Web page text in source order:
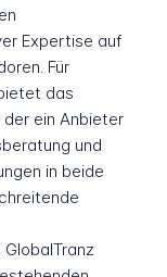
Expertise auf
Für
das
ein Anbieter
und
in beide